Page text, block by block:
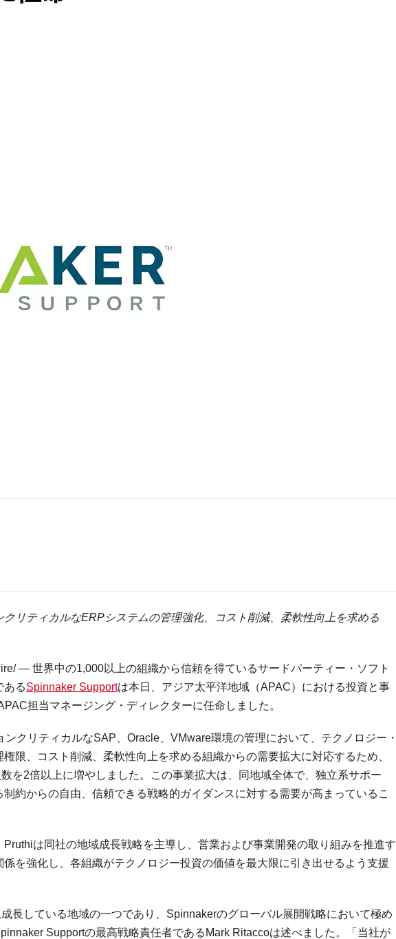
リティカルなERPシステムの管理強化、コスト削減、柔軟性向上を求める
— 世界中の1,000以上の組織から信頼を得ているサードパーティー・ソフト
あるSpinnaker Supportは本日、アジア太平洋地域（APAC）における投資と事
担当マネージング・ディレクターに任命しました。
クリティカルなSAP、Oracle、VMware環境の管理において、テクノロジー・
限、コスト削減、柔軟性向上を求める組織からの需要拡大に対応するため、
を2倍以上に増やしました。この事業拡大は、同地域全体で、独立系サポー
約からの自由、信頼できる戦略的ガイダンスに対する需要が高まっているこ
は同社の地域成長戦略を主導し、営業および事業開発の取り組みを推進す
を強化し、各組織がテクノロジー投資の価値を最大限に引き出せるよう支援
長している地域の一つであり、Spinnakerのグローバル展開戦略において極め
Supportの最高戦略責任者であるMark Ritaccoは述べました。「当社が